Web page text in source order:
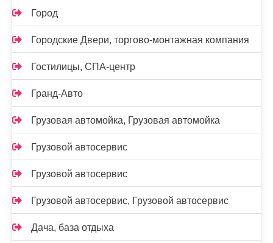
Город
Городские Двери, торгово-монтажная компания
Гостилицы, СПА-центр
Гранд-Авто
Грузовая автомойка, Грузовая автомойка
Грузовой автосервис
Грузовой автосервис
Грузовой автосервис, Грузовой автосервис
Дача, база отдыха